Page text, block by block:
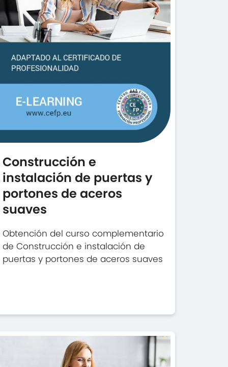
Construcción e
instalación de puertas y
portones de aceros
suaves
Obtención del curso complementario
de Construcción e instalación de
puertas y portones de aceros suaves